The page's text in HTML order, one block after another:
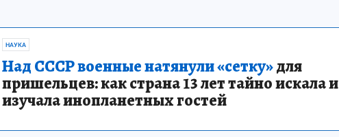
НАУКА
Над СССР военные натянули «сетку»для
пришельцев: как страна 13 лет тайно искала и
изучала инопланетных гостей